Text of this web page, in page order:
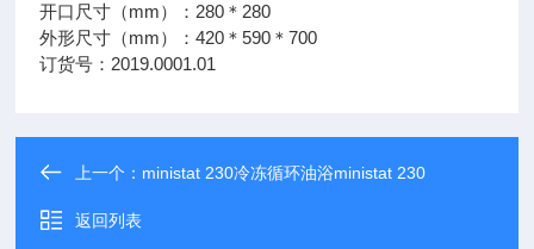
开口尺寸（mm）：280＊280
外形尺寸（mm）：420＊590＊700
订货号：2019.0001.01
上一个： ministat 230冷冻循环油浴ministat 230
返回列表